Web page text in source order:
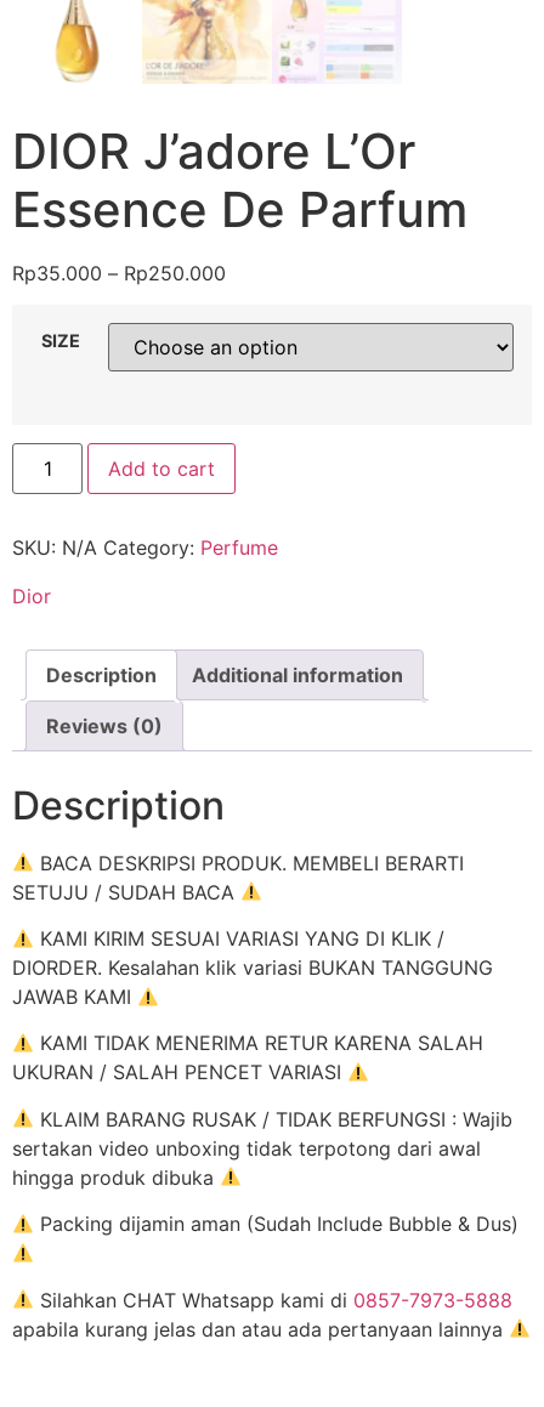
DIOR J’adore L’Or
Essence De Parfum
Rp35.000 – Rp250.000
SIZE
Add to cart
SKU: N/A Category: Perfume
Dior
Description Additional information
Reviews (0)
Description
BACA DESKRIPSI PRODUK. MEMBELI BERARTI
SETUJU / SUDAH BACA
KAMI KIRIM SESUAI VARIASI YANG DI KLIK /
DIORDER. Kesalahan klik variasi BUKAN TANGGUNG
JAWAB KAMI
KAMI TIDAK MENERIMA RETUR KARENA SALAH
UKURAN / SALAH PENCET VARIASI
KLAIM BARANG RUSAK / TIDAK BERFUNGSI : Wajib
sertakan video unboxing tidak terpotong dari awal
hingga produk dibuka
Packing dijamin aman (Sudah Include Bubble & Dus)
Silahkan CHAT Whatsapp kami di 0857-7973-5888
apabila kurang jelas dan atau ada pertanyaan lainnya